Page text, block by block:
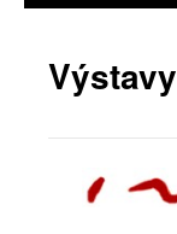
Výstavy